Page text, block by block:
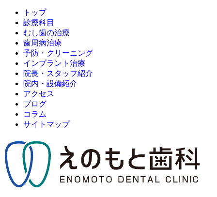
トップ
診療科目
むし歯の治療
歯周病治療
予防・クリーニング
インプラント治療
院長・スタッフ紹介
院内・設備紹介
アクセス
ブログ
コラム
サイトマップ